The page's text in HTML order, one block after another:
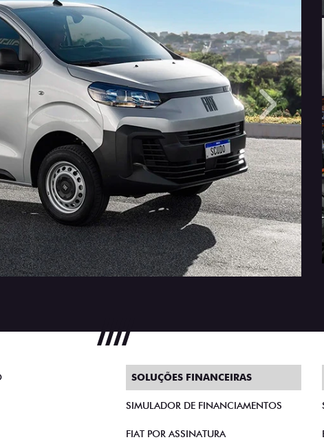
Próximo
SOLUÇÕES FINANCEIRAS
SIMULADOR DE FINANCIAMENTOS
FIAT POR ASSINATURA